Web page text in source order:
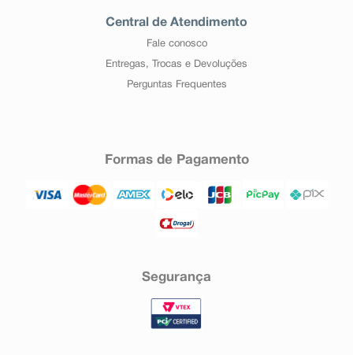
Central de Atendimento
Fale conosco
Entregas, Trocas e Devoluções
Perguntas Frequentes
Formas de Pagamento
Segurança